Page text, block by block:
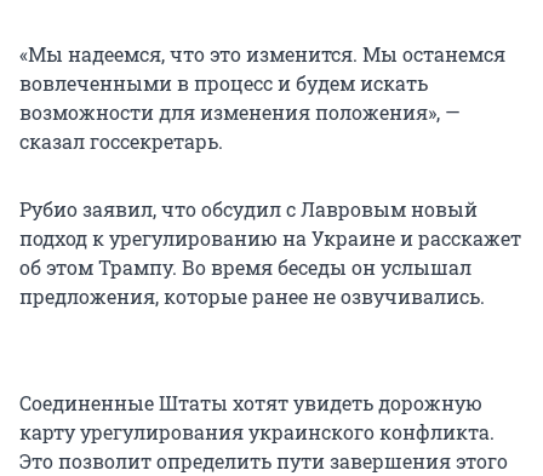
«Мы надеемся, что это изменится. Мы останемся
вовлеченными в процесс и будем искать
возможности для изменения положения», —
сказал госсекретарь.
Рубио заявил, что обсудил с Лавровым новый
подход к урегулированию на Украине и расскажет
об этом Трампу. Во время беседы он услышал
предложения, которые ранее не озвучивались.
Соединенные Штаты хотят увидеть дорожную
карту урегулирования украинского конфликта.
Это позволит определить пути завершения этого